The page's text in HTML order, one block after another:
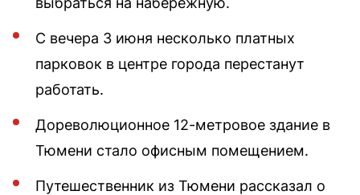
С вечера 3 июня несколько платных
парковок в центре города перестанут
работать.
Дореволюционное 12-метровое здание в
Тюмени стало офисным помещением.
Путешественник из Тюмени рассказал о